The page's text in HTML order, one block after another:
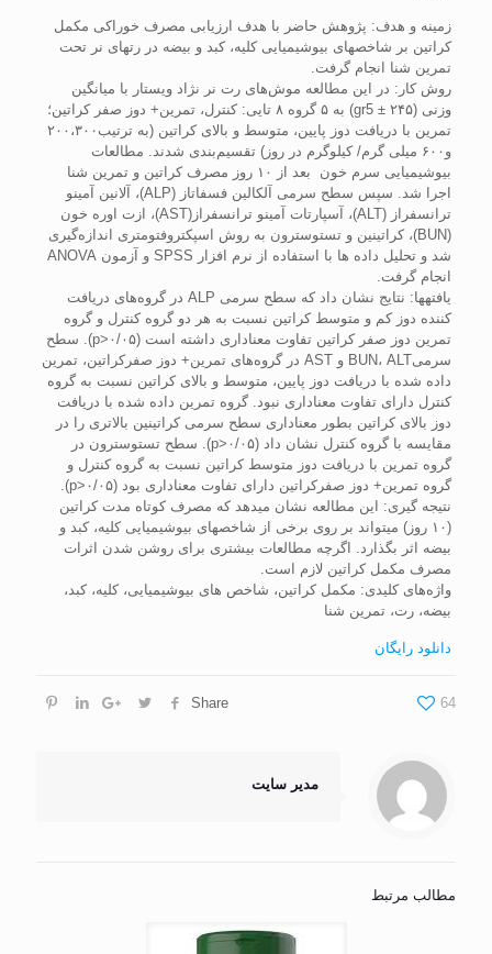
زمینه و هدف: پژوهش حاضر با هدف ارزیابی مصرف خوراکی مکمل
کراتین بر شاخص‫های بیوشیمیایی کلیه، کبد و بیضه در رت‫های نر تحت
تمرین شنا انجام گرفت.
روش‌ کار: در این مطالعه موش‌های رت نر نژاد ویستار با میانگین
وزنی (gr5 ± ۲۴۵) به ۵ گروه ۸ تایی: کنترل، تمرین+ دوز صفر کراتین؛
تمرین با دریافت دوز پایین، متوسط و بالای کراتین (به ترتیب۲۰۰،۳۰۰
و۶۰۰ میلی گرم/ کیلوگرم در روز) تقسیم‌بندی شدند. مطالعات
بیوشیمیایی سرم خون بعد از ۱۰ روز مصرف کراتین و تمرین شنا
اجرا شد. سپس سطح سرمی آلکالین فسفاتاز (ALP)، آلانین آمینو
ترانسفراز (ALT)، آسپارتات آمینو ترانسفراز(AST)، ازت اوره خون
(BUN)، کراتینین و تستوسترون به روش اسپکتروفتومتری اندازه‌گیری
شد و تحلیل داده ها با استفاده از نرم افزار SPSS و آزمون ANOVA
انجام گرفت.
یافته­ها: نتایج نشان داد که سطح سرمی ALP در گروه‌های دریافت
کننده دوز کم و متوسط کراتین نسبت به هر دو گروه کنترل و گروه
تمرین دوز صفر کراتین تفاوت معناداری داشته است (۰/۰۵<p). سطح
سرمیBUN، ALT و AST در گروه‌های تمرین+ دوز صفرکراتین، تمرین
داده شده با دریافت دوز پایین، متوسط و بالای کراتین نسبت به گروه
کنترل دارای تفاوت معناداری نبود. گروه تمرین داده شده با دریافت
دوز بالای کراتین بطور معناداری سطح سرمی کراتینین بالاتری را در
مقایسه با گروه کنترل نشان داد (۰/۰۵<p). سطح تستوسترون در
گروه تمرین با دریافت دوز متوسط کراتین نسبت به گروه کنترل و
گروه تمرین+ دوز صفرکراتین دارای تفاوت معناداری بود (۰/۰۵<p).
نتیجه­ گیری: این مطالعه نشان می‫دهد که مصرف کوتاه مدت کراتین
(۱۰ روز) می‫تواند بر روی برخی از شاخص‫های بیوشیمیایی کلیه، کبد و
بیضه اثر بگذارد. اگرچه مطالعات بیشتری برای روشن شدن اثرات
مصرف مکمل کراتین لازم است.
واژه‌های کلیدی: مکمل کراتین، شاخص های بیوشیمیایی، کلیه، کبد،
بیضه، رت، تمرین شنا
دانلود رایگان
Share 64
مدیر سایت
مطالب مرتبط